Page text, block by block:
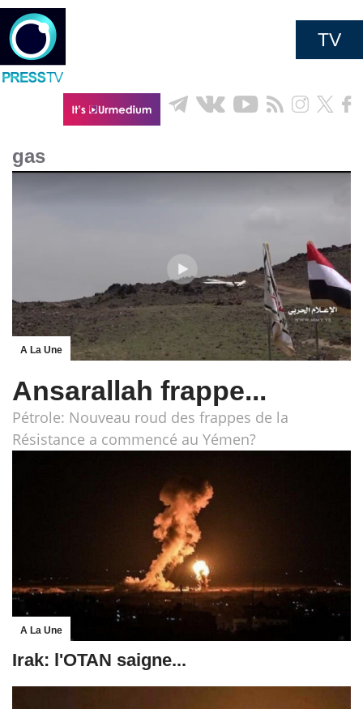
TV
gas
A La Une
Ansarallah frappe...
Pétrole: Nouveau roud des frappes de la
Résistance a commencé au Yémen?
A La Une
Irak: l'OTAN saigne...